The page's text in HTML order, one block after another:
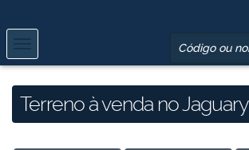
Terreno à venda no Jaguary